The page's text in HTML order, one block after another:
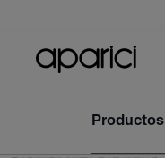
Productos
Productos